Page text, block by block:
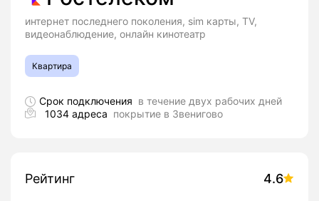
интернет последнего поколения, sim карты, TV,
видеонаблюдение, онлайн кинотеатр
Квартира
Срок подключения в течение двух рабочих дней
1034 адреса покрытие в Звенигово
Рейтинг 4.6